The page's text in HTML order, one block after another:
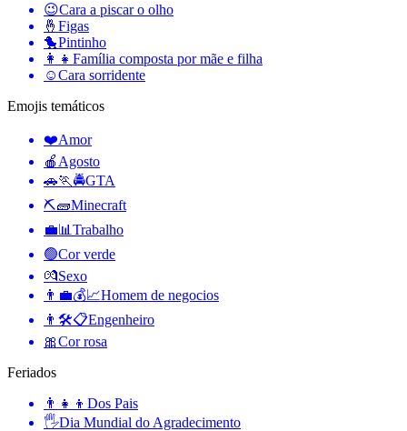
😉Cara a piscar o olho
🤞 Figas
🐤Pintinho
👩‍👧 Família composta por mãe e filha
☺️Cara sorridente
Emojis temáticos
❤️Amor
🍎 Agosto
🚗🏃🚔GTA
⛏🧱Minecraft
💼📊 Trabalho
🟢Cor verde
💏Sexo
👨‍💼💰📈Homem de negocios
👨🛠📋Engenheiro
🎀Cor rosa
Feriados
👨‍👧‍👦 Dos Pais
🖐Dia Mundial do Agradecimento